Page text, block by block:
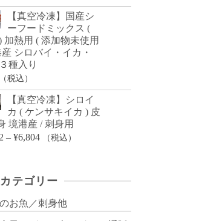
【真空冷凍】国産シ
ーフードミックス (
加熱用 ( 添加物未使用
シロバイ・イカ・
種入り
（税込）
【真空冷凍】シロイ
カ ( ケンサキイカ ) 皮
境港産 / 刺身用
– ¥6,804価
¥1,512
¥6,804
（税込）
テゴリー
お魚／刺身他